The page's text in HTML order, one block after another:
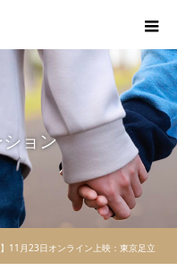
ョン
】11月23日オンライン上映：東京足立